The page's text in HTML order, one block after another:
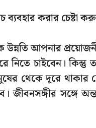
ব্যবহার করার চেষ্টা
আপনার
চাইবেন। কিন্তু
থেকে দূরে থাকার
জীবনসঙ্গীর সঙ্গে